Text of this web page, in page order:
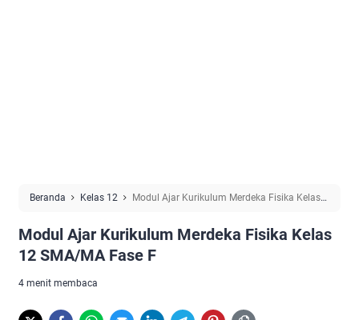
Beranda Kelas 12
Modul Ajar Kurikulum Merdeka Fisika Kelas
Modul Ajar Kurikulum Merdeka Fisika Kelas
12 SMA/MA Fase F
4 menit membaca